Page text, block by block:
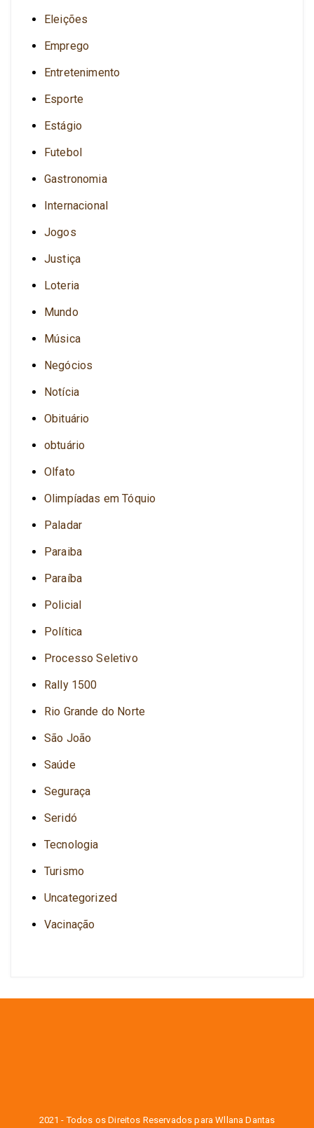
Eleições
Emprego
Entretenimento
Esporte
Estágio
Futebol
Gastronomia
Internacional
Jogos
Justiça
Loteria
Mundo
Música
Negócios
Notícia
Obituário
obtuário
Olfato
Olimpíadas em Tóquio
Paladar
Paraiba
Paraíba
Policial
Política
Processo Seletivo
Rally 1500
Rio Grande do Norte
São João
Saúde
Seguraça
Seridó
Tecnologia
Turismo
Uncategorized
Vacinação
2021 - Todos os Direitos Reservados para Wllana Dantas